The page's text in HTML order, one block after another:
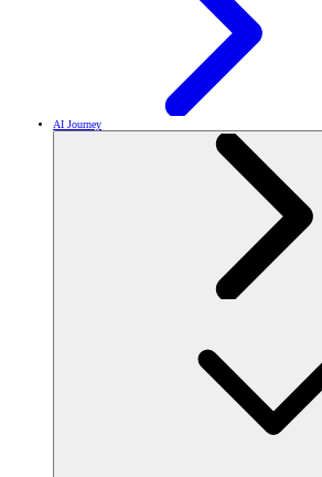
AI Journey